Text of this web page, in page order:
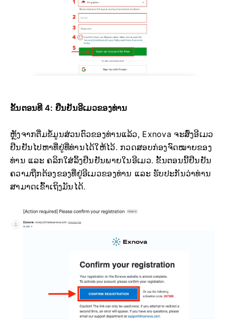
ຂັ້ນຕອນທີ 4: ຢືນຢັນອີເມວຂອງທ່ານ
ຫຼັງຈາກຕື່ມຂໍ້ມູນສ່ວນຕົວຂອງທ່ານແລ້ວ, Exnova ຈະສົ່ງອີເມວ
ຢືນຢັນໄປຫາທີ່ຢູ່ທີ່ທ່ານໄດ້ໃຫ້ໄວ້. ກວດສອບກ່ອງຈົດໝາຍຂອງ
ທ່ານ ແລະ ຄລິກໃສ່ລິ້ງຢືນຢັນພາຍໃນອີເມວ. ຂັ້ນຕອນນີ້ຢືນຢັນ
ຄວາມຖືກຕ້ອງຂອງທີ່ຢູ່ອີເມວຂອງທ່ານ ແລະ ຮັບປະກັນວ່າທ່ານ
ສາມາດເຂົ້າເຖິງມັນໄດ້.